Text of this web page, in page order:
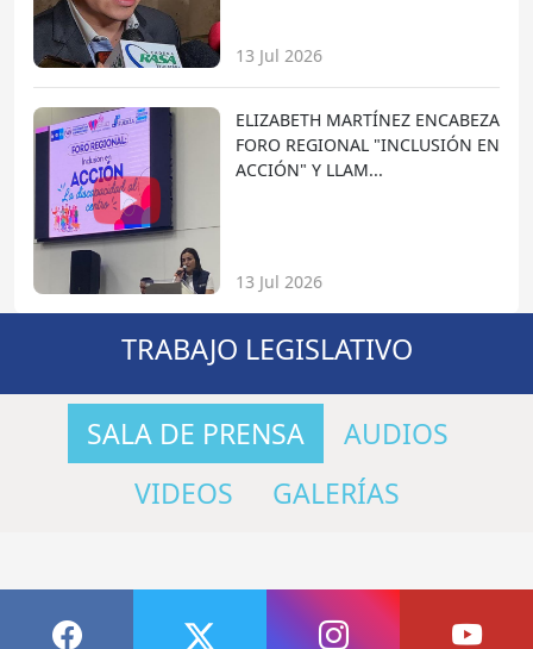
13 Jul 2026
ELIZABETH MARTÍNEZ ENCABEZA
FORO REGIONAL "INCLUSIÓN EN
ACCIÓN" Y LLAM...
13 Jul 2026
TRABAJO LEGISLATIVO
SALA DE PRENSA
AUDIOS
VIDEOS
GALERÍAS